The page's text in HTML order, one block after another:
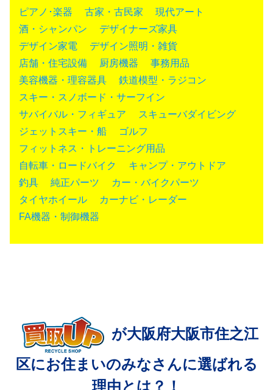
ピアノ･楽器
古家・古民家
現代アート
酒・シャンパン
デザイナーズ家具
デザイン家電
デザイン照明・雑貨
店舗・住宅設備
厨房機器
事務用品
美容機器・理容器具
鉄道模型・ラジコン
スキー・スノボード・サーフイン
サバイバル・フィギュア
スキューバダイビング
ジェットスキー・船
ゴルフ
フィットネス・トレーニング用品
自転車・ロードバイク
キャンプ・アウトドア
釣具
純正パーツ
カー・バイクパーツ
タイヤホイール
カーナビ・レーダー
FA機器・制御機器
が大阪府大阪市住之江
区にお住まいのみなさんに選ばれる
理由とは？！